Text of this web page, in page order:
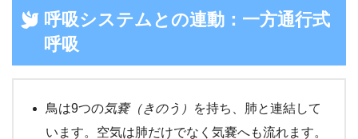
呼吸システムとの連動：一方通行式
呼吸
鳥は9つの気嚢（きのう）
を持ち、肺と連結して
います。空気は肺だけでなく気嚢へも流れます。